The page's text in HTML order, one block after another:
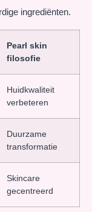
ingrediënten.
Pearl skin
filosofie
Huidkwaliteit
verbeteren
Duurzame
transformatie
Skincare
gecentreerd